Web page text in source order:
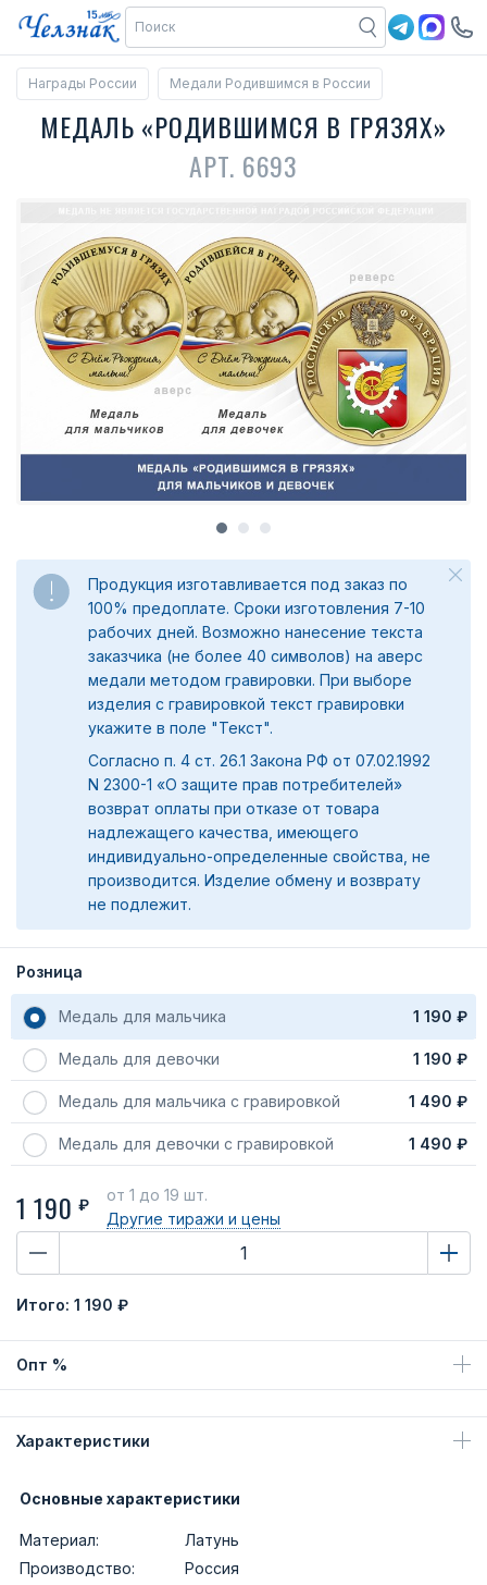
Награды России Медали Родившимся в России
МЕДАЛЬ «РОДИВШИМСЯ В ГРЯЗЯХ»
АРТ. 6693
Продукция изготавливается под заказ по
100% предоплате. Сроки изготовления 7-10
рабочих дней. Возможно нанесение текста
заказчика (не более 40 символов) на аверс
медали методом гравировки. При выборе
изделия с гравировкой текст гравировки
укажите в поле "Текст".
Согласно п. 4 ст. 26.1 Закона РФ от 07.02.1992
N 2300-1 «О защите прав потребителей»
возврат оплаты при отказе от товара
надлежащего качества, имеющего
индивидуально-определенные свойства, не
производится. Изделие обмену и возврату
не подлежит.
Розница
Медаль для мальчика 1 190 ₽
Медаль для девочки 1 190 ₽
Медаль для мальчика с гравировкой 1 490 ₽
Медаль для девочки с гравировкой 1 490 ₽
1 190 ₽
от 1 до 19 шт.
Другие тиражи и цены
Итого: 1 190 ₽
Опт %
Характеристики
Основные характеристики
Материал:
Латунь
Производство:
Россия